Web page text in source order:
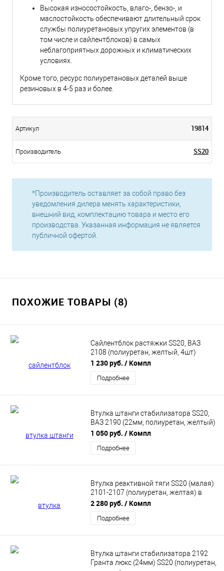
Высокая износостойкость, влаго-, бензо-, и
маслостойкость обеспечивают длительный срок
службы полиуретановых упругих элементов (в
том числе и сайлентблоков) в самых
неблагоприятных дорожных и климатических
условиях.
Кроме того, ресурс полиуретановых деталей выше
резиновых в 4-5 раз и более.
Артикул 19814
Производитель SS20
*Производитель оставляет за собой право без
уведомления дилера менять характеристики,
внешний вид, комплектацию товара и место его
производства. Указанная информация не является
публичной офертой.
ПОХОЖИЕ ТОВАРЫ (8)
Сайлентблок растяжки SS20, ВАЗ
2108 (полиуретан, желтый, 4шт)
SS70104
1 230 руб. / Компл
Подробнее
Втулка штанги стабилизатора SS20,
ВАЗ 2190 (22мм, полиуретан, желтый)
2 шт SS70133
1 050 руб. / Компл
Подробнее
Втулка реактивной тяги SS20 (малая)
2101-2107 (полиуретан, желтая) в
упаковке 6шт SS70124
2 280 руб. / Компл
Подробнее
Втулка штанги стабилизатора 2192
Гранта люкс (24мм) SS20 (полиуретан,